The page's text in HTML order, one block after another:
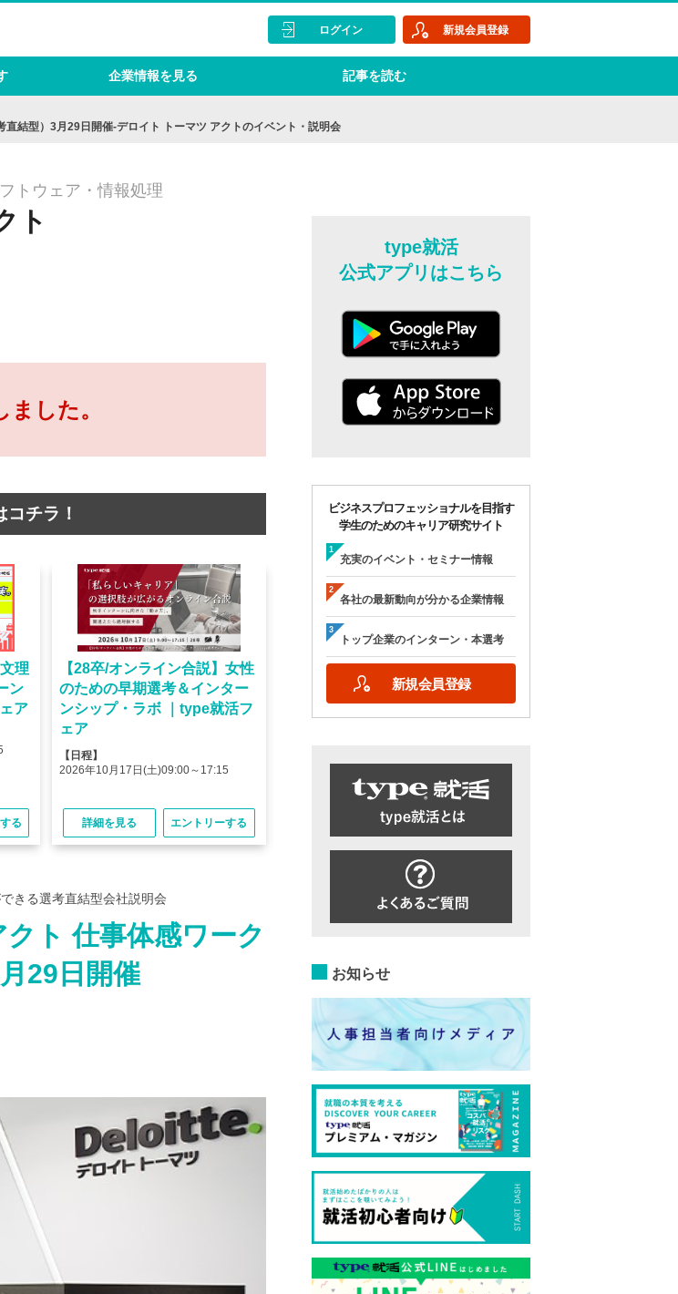
企業情報を見る 記事を読む
ログイン 新規会員登録
結型）3月29日開催-デロイト トーマツ アクトのイベント・説明会
トウェア・情報処理
ト
した。
チラ！
理
ン
ア
る
【28卒/オンライン合説】女性
のための早期選考＆インター
ンシップ・ラボ ｜type就活フ
ェア
【日程】
2026年10月17日(土)09:00～17:15
詳細を見る エントリーする
【28卒/オンライン合説】エン
ジニア志望者のための早期選
考＆インターンシップ・ラボ
エントリーする
【28卒/オンライン】人
ためのOB・OG座談会＞
きる選考直結型会社説明会
ト 仕事体感ワーク
29日開催
type就活
公式アプリはこちら
ビジネスプロフェッショナルを目指す
学生のためのキャリア研究サイト
充実のイベント・セミナー情報
各社の最新動向が分かる企業情報
トップ企業のインターン・本選考
新規会員登録
お知らせ